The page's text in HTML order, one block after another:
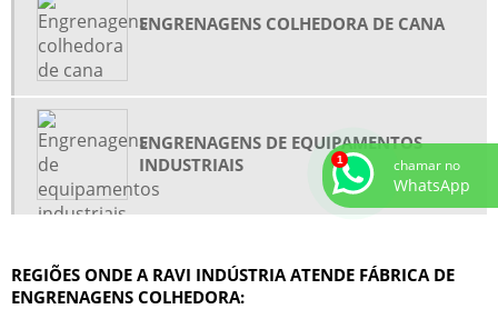
ENGRENAGENS COLHEDORA DE CANA
ENGRENAGENS DE EQUIPAMENTOS
INDUSTRIAIS
REGIÕES ONDE A RAVI INDÚSTRIA ATENDE FÁBRICA DE
ENGRENAGENS COLHEDORA:
chamar no
WhatsApp